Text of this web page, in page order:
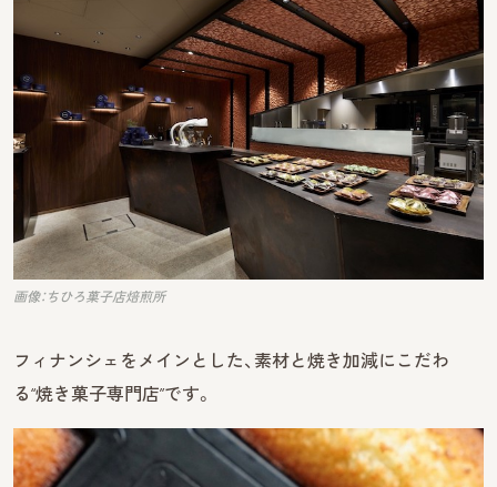
画像：ちひろ菓子店焙煎所
フィナンシェをメインとした、素材と焼き加減にこだわ
る“焼き菓子専門店”です。